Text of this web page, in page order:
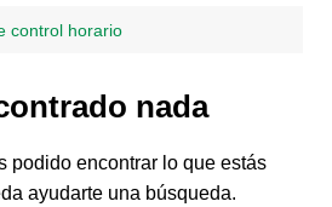
control horario
nada
podido encontrar lo que estás
ayudarte una búsqueda.